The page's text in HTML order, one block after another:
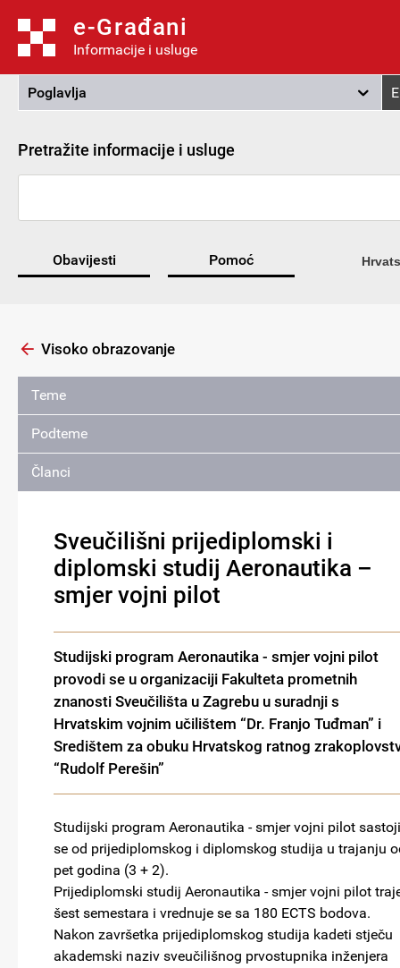
e-Građani
Informacije i usluge
Poglavlja
Pretražite informacije i usluge
Obavijesti Pomoć
Visoko obrazovanje
Teme
Podteme
Članci
Sveučilišni prijediplomski i
diplomski studij Aeronautika –
smjer vojni pilot
Studijski program Aeronautika - smjer vojni pilot
provodi se u organizaciji Fakulteta prometnih
znanosti Sveučilišta u Zagrebu u suradnji s
Hrvatskim vojnim učilištem “Dr. Franjo Tuđman” i
Središtem za obuku Hrvatskog ratnog
“Rudolf Perešin”
Studijski program Aeronautika - smjer vojni pilot sastoji
se od prijediplomskog i diplomskog studija u trajanju
pet godina (3 + 2).
Prijediplomski studij Aeronautika - smjer vojni pilot
šest semestara i vrednuje se sa 180 ECTS bodova.
Nakon završetka prijediplomskog studija kadeti stječu
akademski naziv sveučilišnog prvostupnika inženjera